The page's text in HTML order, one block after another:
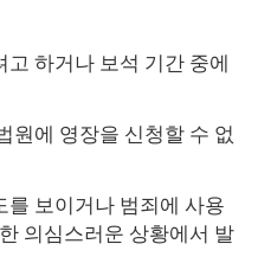
하거나 보석 기간 중에
원에 영장을 신청할 수 없
보이거나 범죄에 사용
의심스러운 상황에서 발